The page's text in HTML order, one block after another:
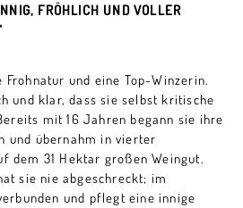
FRÖHLICH UND VOLLER
und eine Top-Winzerin.
und klar, dass sie selbst kritische
mit 16 Jahren begann sie ihre
und übernahm in vierter
dem 31 Hektar großen Weingut.
sie nie abgeschreckt; im
und pflegt eine innige